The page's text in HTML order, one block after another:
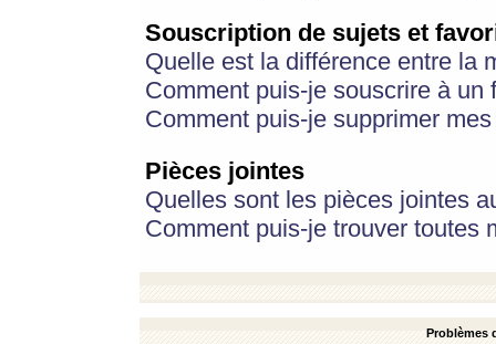
Souscription de sujets et
Quelle est la différence entre la
Comment puis-je souscrire à
Comment puis-je supprimer
Pièces jointes
Quelles sont les pièces jointes
Comment puis-je trouver toutes
Problèmes